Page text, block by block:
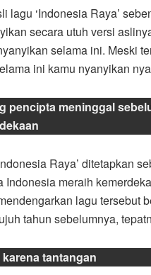
lagu ‘Indonesia Raya’
secara utuh versi
selama ini. Meski
ini kamu nyanyikan
pencipta meninggal
Raya’ ditetapkan
Indonesia meraih
lagu tersebut
tahun sebelumnya,
karena tantangan